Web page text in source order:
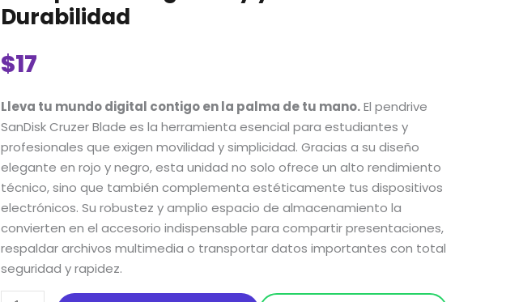
Durabilidad
$17
Lleva tu mundo digital contigo en la palma de tu mano.El pendrive
SanDisk Cruzer Blade es la herramienta esencial para estudiantes y
profesionales que exigen movilidad y simplicidad. Gracias a su diseño
elegante en rojo y negro, esta unidad no solo ofrece un alto rendimiento
técnico, sino que también complementa estéticamente tus dispositivos
electrónicos. Su robustez y amplio espacio de almacenamiento la
convierten en el accesorio indispensable para compartir presentaciones,
respaldar archivos multimedia o transportar datos importantes con total
seguridad y rapidez.
Memoria
USB
Cruzer
32GB:
Diseño
Compacto,
Plug
&
Play
y
Alta
Durabilidad